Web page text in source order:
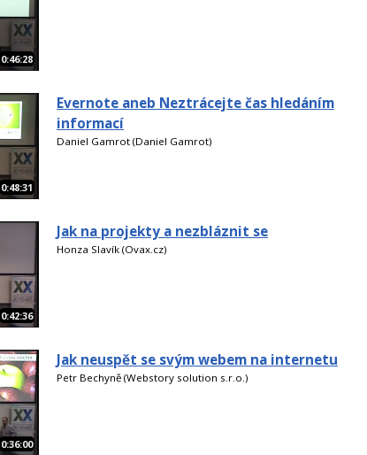
0:46:28
0:48:31
Evernote aneb Neztrácejte čas hledáním
informací
Daniel Gamrot (Daniel Gamrot)
0:42:36
Jak na projekty a nezbláznit se
Honza Slavík (Ovax.cz)
0:36:00
Jak neuspět se svým webem na internetu
Petr Bechyně (Webstory solution s.r.o.)